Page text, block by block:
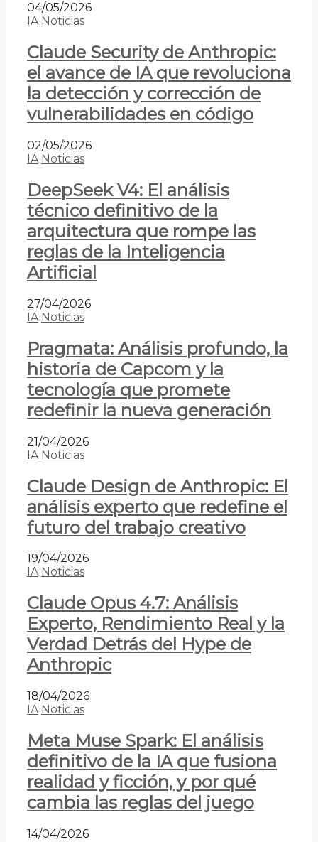
04/05/2026
IA Noticias
Claude Security de Anthropic:
el avance de IA que revoluciona
la detección y corrección de
vulnerabilidades en código
02/05/2026
IA Noticias
DeepSeek V4: El análisis
técnico definitivo de la
arquitectura que rompe las
reglas de la Inteligencia
Artificial
27/04/2026
IA Noticias
Pragmata: Análisis profundo, la
historia de Capcom y la
tecnología que promete
redefinir la nueva generación
21/04/2026
IA Noticias
Claude Design de Anthropic: El
análisis experto que redefine el
futuro del trabajo creativo
19/04/2026
IA Noticias
Claude Opus 4.7: Análisis
Experto, Rendimiento Real y la
Verdad Detrás del Hype de
Anthropic
18/04/2026
IA Noticias
Meta Muse Spark: El análisis
definitivo de la IA que fusiona
realidad y ficción, y por qué
cambia las reglas del juego
14/04/2026